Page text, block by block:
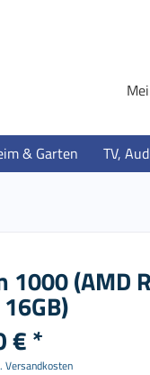
& Garten TV,
1000 (AMD
€ *
Versandkosten